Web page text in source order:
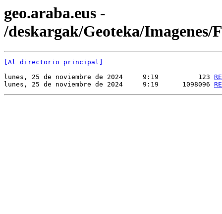
geo.araba.eus -
/deskargak/Geoteka/Imagenes/
[Al directorio principal]
lunes, 25 de noviembre de 2024     9:19          123
lunes, 25 de noviembre de 2024     9:19      1098096